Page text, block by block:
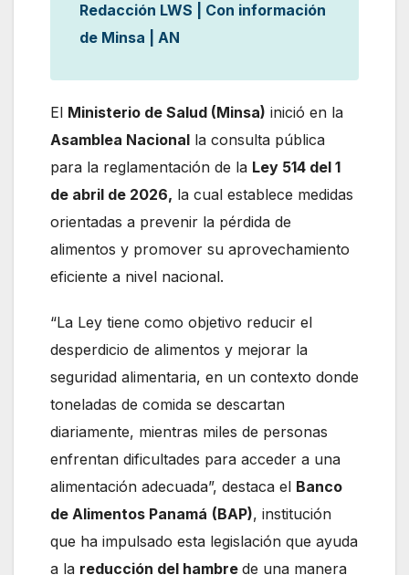
Redacción LWS | Con información
de Minsa | AN
El Ministerio de Salud (Minsa) inició en la
Asamblea Nacional la consulta pública
para la reglamentación de la Ley 514 del 1
de abril de 2026, la cual establece medidas
orientadas a prevenir la pérdida de
alimentos y promover su aprovechamiento
eficiente a nivel nacional.
“La Ley tiene como objetivo reducir el
desperdicio de alimentos y mejorar la
seguridad alimentaria, en un contexto donde
toneladas de comida se descartan
diariamente, mientras miles de personas
enfrentan dificultades para acceder a una
alimentación adecuada”, destaca el Banco
de Alimentos Panamá (BAP), institución
que ha impulsado esta legislación que ayuda
a la reducción del hambre de una manera